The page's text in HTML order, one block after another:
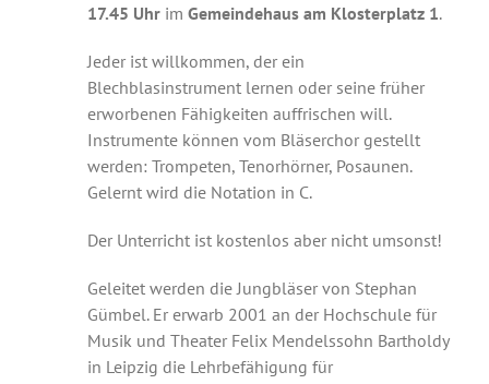
17.45 Uhr im Gemeindehaus am Klosterplatz 1.
Jeder ist willkommen, der ein
Blechblasinstrument lernen oder seine früher
erworbenen Fähigkeiten auffrischen will.
Instrumente können vom Bläserchor gestellt
werden: Trompeten, Tenorhörner, Posaunen.
Gelernt wird die Notation in C.
Der Unterricht ist kostenlos aber nicht umsonst!
Geleitet werden die Jungbläser von Stephan
Gümbel. Er erwarb 2001 an der Hochschule für
Musik und Theater Felix Mendelssohn Bartholdy
in Leipzig die Lehrbefähigung für